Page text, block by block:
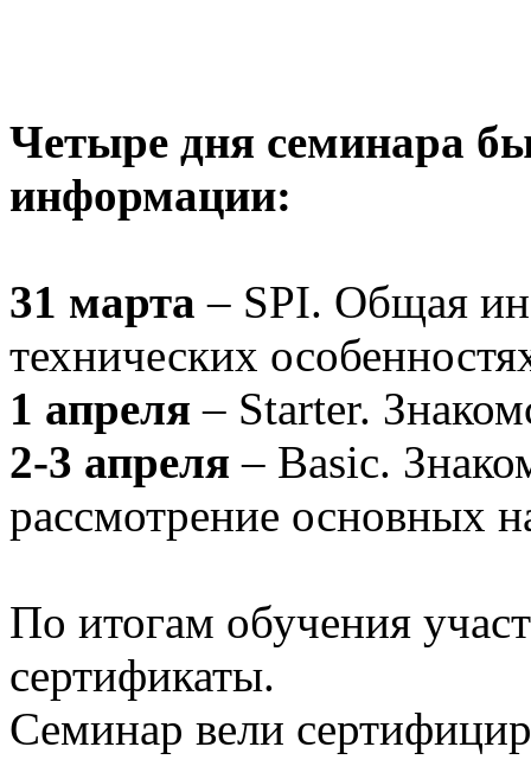
Четыре дня семинара
информации:
31 марта – SPI. Общая
технических
1 апреля – Starter.
2-3 апреля – Basic.
рассмотрение основных
По итогам обучения
сертификаты.
Семинар вели